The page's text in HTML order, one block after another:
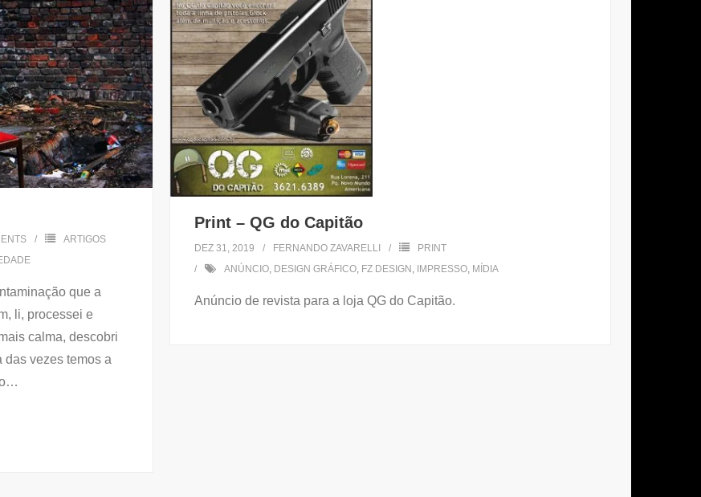
ARTIGOS
que a
li, processei e
calma, descobri
das vezes temos a
…
Print – QG do Capitão
DEZ 31, 2019 FERNANDO ZAVARELLI
PRINT
ANÚNCIO, DESIGN GRÁFICO, FZ DESIGN , IMPRESSO, MÍDIA
Anúncio de revista para a loja QG do Capitão.